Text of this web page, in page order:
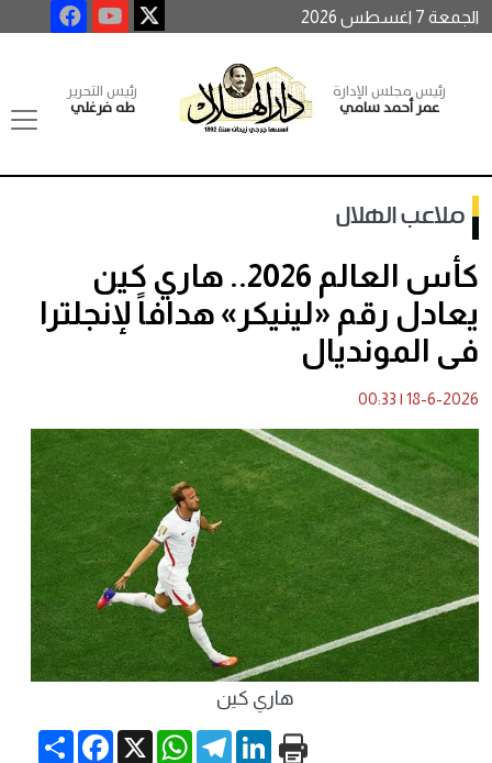
الجمعة 7 اغسطس 2026
رئيس مجلس الإدارة
عمر أحمد سامي
رئيس التحرير
طه فرغلي
ملاعب الهلال
كأس العالم 2026.. هاري كين
يعادل رقم «لينيكر» هدافاً لإنجلترا
فى المونديال
18-6-2026
|
00:33
هاري كين
Share
Facebook X
WhatsApp
TelegramLinkedIn